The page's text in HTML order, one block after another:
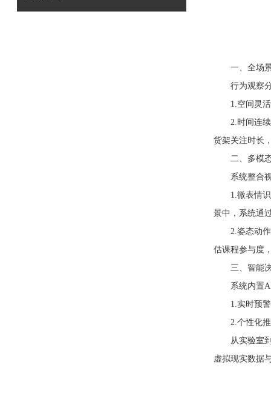
一、全场景
行为观察分
1.空间灵活
2.时间连续性
货架关注时长
二、多模态
系统整合视
1.微表情识别
景中，系统通
2.姿态动作分
估课程参与度
三、智能决
系统内置AI
1.实时预警：
2.个性化推荐
从实验室到
虚拟现实数据